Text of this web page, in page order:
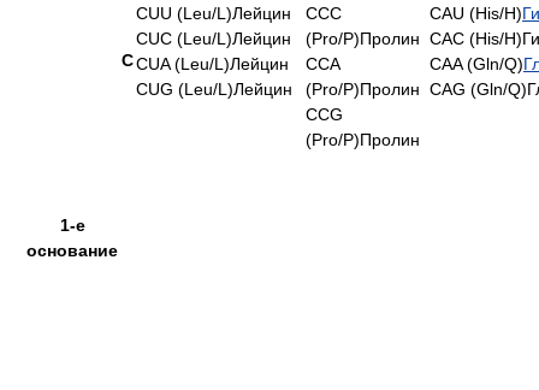
1-е
основание
C
CUU (Leu/L)Лейцин
CUC (Leu/L)Лейцин
CUA (Leu/L)Лейцин
CUG (Leu/L)Лейцин
CCC
(Pro/P)Пролин
CCA
(Pro/P)Пролин
CCG
(Pro/P)Пролин
CAU (His/H)
CAC (His/
CAA (Gln/Q)
CAG (Gln/